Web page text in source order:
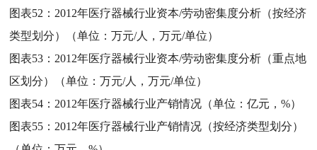
图表52： 2012年医疗器械行业资本/劳动密集度分析（按经济
类型划分）（单位：万元/人，万元/单位）
图表53： 2012年医疗器械行业资本/劳动密集度分析（重点地
区划分）（单位：万元/人，万元/单位）
图表54： 2012年医疗器械行业产销情况（单位：亿元，%）
图表55： 2012年医疗器械行业产销情况（按经济类型划分）